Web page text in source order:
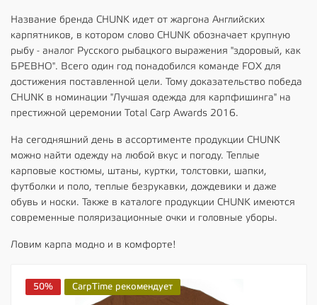
Название бренда CHUNK идет от жаргона Английских
карпятников, в котором слово CHUNK обозначает крупную
рыбу - аналог Русского рыбацкого выражения "здоровый, как
БРЕВНО". Всего один год понадобился команде FOX для
достижения поставленной цели. Тому доказательство победа
CHUNK в номинации "Лучшая одежда для карпфишинга" на
престижной церемонии Total Carp Awards 2016.
На сегодняшний день в ассортименте продукции CHUNK
можно найти одежду на любой вкус и погоду. Теплые
карповые костюмы, штаны, куртки, толстовки, шапки,
футболки и поло, теплые безрукавки, дождевики и даже
обувь и носки. Также в каталоге продукции CHUNK имеются
современные поляризационные очки и головные уборы.
Ловим карпа модно и в комфорте!
50% CarpTime рекомендует